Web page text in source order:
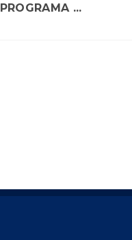
PROGRAMA ...